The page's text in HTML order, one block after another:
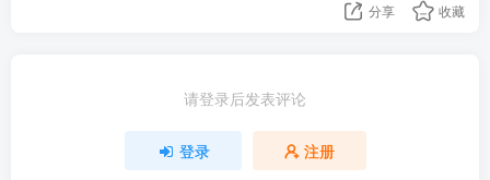
分享 收藏
请登录后发表评论
登录 注册